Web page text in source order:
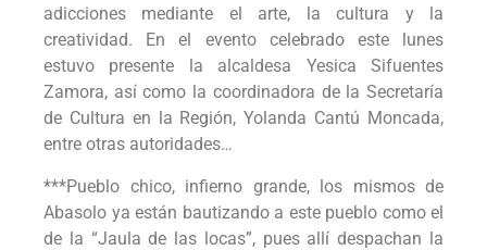
adicciones mediante el arte, la cultura y la
creatividad. En el evento celebrado este lunes
estuvo presente la alcaldesa Yesica Sifuentes
Zamora, así como la coordinadora de la Secretaría
de Cultura en la Región, Yolanda Cantú Moncada,
entre otras autoridades…
***Pueblo chico, infierno grande, los mismos de
Abasolo ya están bautizando a este pueblo como el
de la “Jaula de las locas”, pues allí despachan la